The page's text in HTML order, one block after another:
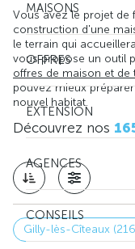
MAISONS
OFFRES
EXTENSION
AGENCES
CONSEILS
Vous avez le projet de
construction d'une
le terrain qui
vous propose un outil
offres de maison et de
pouvez mieux
nouvel habitat.
Découvrez nos
Gilly-lès-Cîteaux